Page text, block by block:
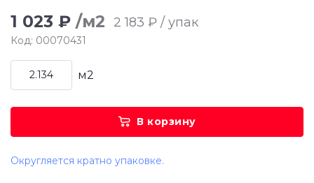
1 023 ₽ /м2 2 183 ₽ / упак
Код: 00070431
м2
В корзину
Округляется кратно упаковке.